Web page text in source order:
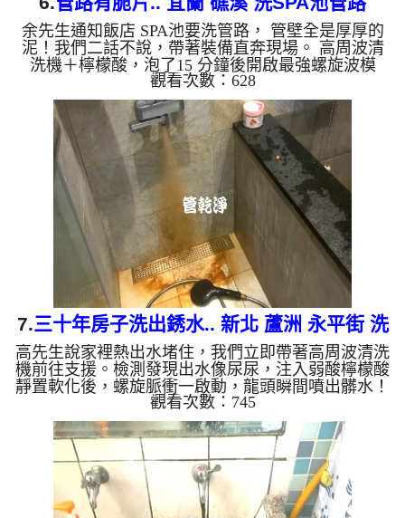
余先生通知飯店 SPA池要洗管路， 管壁全是厚厚的
泥！我們二話不說，帶著裝備直奔現場。 高周波清
洗機＋檸檬酸，泡了15 分鐘後開啟最強螺旋波模
式，多年的泥漿瞬間噴發，地面都是一片片的脆片！
清洗過後，水質從「黃泥湯」變回「清澈泉」，連出
水量都恢復正常了！ 管路塞住別心煩，找我們清洗
最心安！ 清洗水管, 水管清洗, 洗水管, 熱水忽冷忽熱
...
觀看次數：628
7.三十年房子洗出銹水.. 新北 蘆洲 永平街 洗
水管
高先生說家裡熱出水堵住，我們立即帶著高周波清洗
機前往支援。檢測發現出水像尿尿，注入弱酸檸檬酸
靜置軟化後，螺旋脈衝一啟動，龍頭瞬間噴出髒水！
顏色越來越深，越洗越髒銹水狂噴，兩個多小時後，
出水變乾淨出水量也變大了。 為什麼水管需要定期
「大掃除」？ 單靠水壓帶不走管壁陳年汙垢。不同
的水質顏色，反映了不同的居家隱患： 棕色（鐵
鏽）： 管線老化徵兆。 黑色（氧化錳）： 常見於地
下水源。 綠色（銅綠）： 銅合金接頭氧化。 乳白
（生物膜）...
觀看次數：745